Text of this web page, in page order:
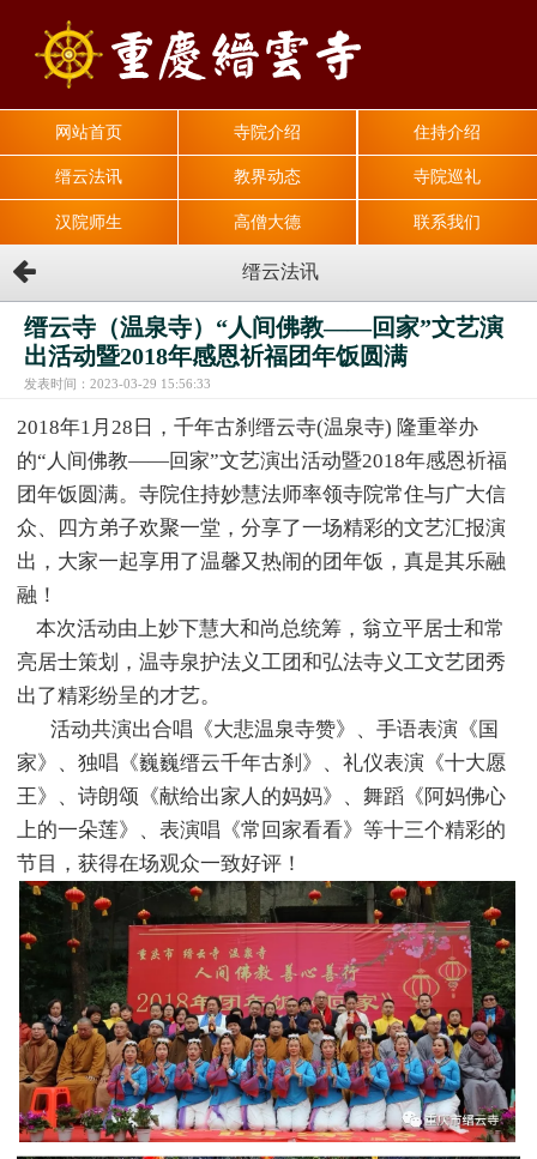
网站首页 寺院介绍 住持介绍
缙云法讯 教界动态 寺院巡礼
汉院师生 高僧大德 联系我们
缙云法讯
缙云寺（温泉寺）“人间佛教——回家”文艺演
出活动暨2018年感恩祈福团年饭圆满
发表时间：2023-03-29 15:56:33
2018年1月28日，千年古刹缙云寺(温泉寺) 隆重举办
的“人间佛教——回家”文艺演出活动暨2018年感恩祈福
团年饭圆满。寺院住持妙慧法师率领寺院常住与广大信
众、四方弟子欢聚一堂，分享了一场精彩的文艺汇报演
出，大家一起享用了温馨又热闹的团年饭，真是其乐融
融！
本次活动由上妙下慧大和尚总统筹，翁立平居士和常
亮居士策划，温寺泉护法义工团和弘法寺义工文艺团秀
出了精彩纷呈的才艺。
活动共演出合唱《大悲温泉寺赞》、手语表演《国
家》、独唱《巍巍缙云千年古刹》、礼仪表演《十大愿
王》、诗朗颂《献给出家人的妈妈》、舞蹈《阿妈佛心
上的一朵莲》、表演唱《常回家看看》等十三个精彩的
节目，获得在场观众一致好评！